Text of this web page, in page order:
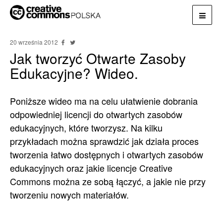
20 września 2012
Jak tworzyć Otwarte Zasoby
Edukacyjne? Wideo.
Poniższe wideo ma na celu ułatwienie dobrania
odpowiedniej licencji do otwartych zasobów
edukacyjnych, które tworzysz. Na kilku
przykładach można sprawdzić jak działa proces
tworzenia łatwo dostępnych i otwartych zasobów
edukacyjnych oraz jakie licencje Creative
Commons można ze sobą łączyć, a jakie nie przy
tworzeniu nowych materiałów.